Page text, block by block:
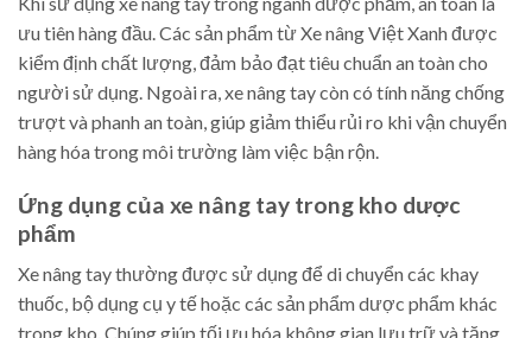
ưu tiên hàng đầu. Các sản phẩm từ Xe nâng Việt Xanh được
kiểm định chất lượng, đảm bảo đạt tiêu chuẩn an toàn cho
người sử dụng. Ngoài ra, xe nâng tay còn có tính năng chống
trượt và phanh an toàn, giúp giảm thiểu rủi ro khi vận chuyển
hàng hóa trong môi trường làm việc bận rộn.
Ứng dụng của xe nâng tay trong kho dược
phẩm
Xe nâng tay thường được sử dụng để di chuyển các khay
thuốc, bộ dụng cụ y tế hoặc các sản phẩm dược phẩm khác
trong kho. Chúng giúp tối ưu hóa không gian lưu trữ và tăng